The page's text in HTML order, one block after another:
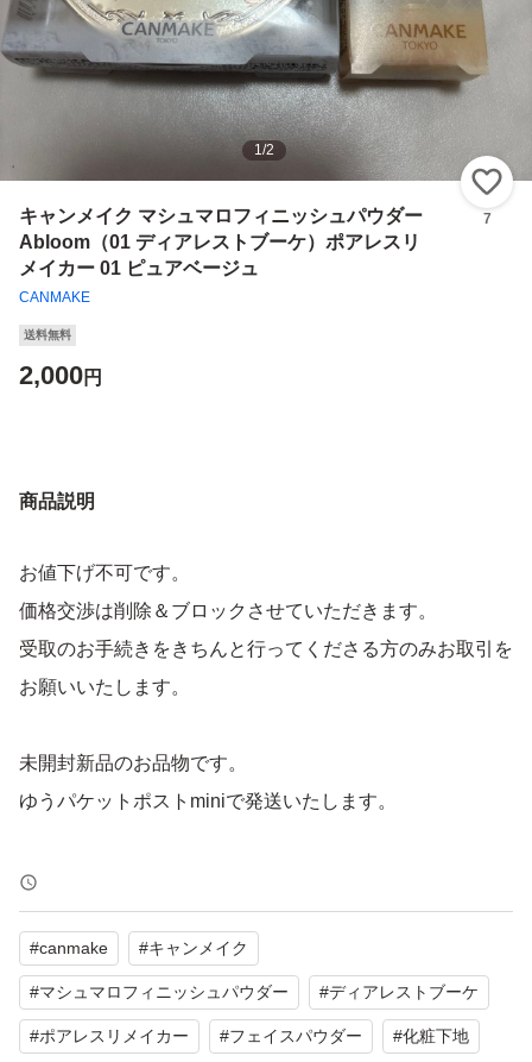
1/2
キャンメイク マシュマロフィニッシュパウダー
Abloom（01 ディアレストブーケ）ポアレスリ
メイカー 01 ピュアベージュ
CANMAKE
7
送料無料
2,000円
商品説明
お値下げ不可です。
価格交渉は削除＆ブロックさせていただきます。
受取のお手続きをきちんと行ってくださる方のみお取引を
お願いいたします。
未開封新品のお品物です。
ゆうパケットポストminiで発送いたします。
他の出品商品と同梱ご希望の場合、送料分お値下げ可能で
すので購入前にコメントからお知らせくださいませ。
※組み合わせの変更や、商品の一部のみ追加の場合はお値
下げ対象外です。純粋な同梱のみが対象となります。
#canmake #キャンメイク
#マシュマロフィニッシュパウダー #ディアレストブーケ
#ポアレスリメイカー #フェイスパウダー #化粧下地